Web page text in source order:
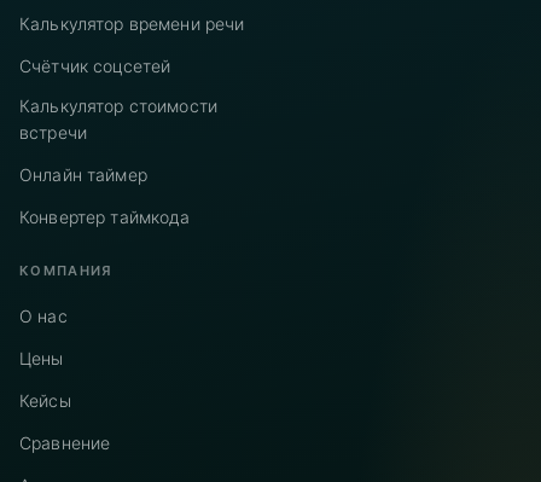
Калькулятор времени речи
Счётчик соцсетей
Калькулятор стоимости
встречи
Онлайн таймер
Конвертер таймкода
КОМПАНИЯ
О нас
Цены
Кейсы
Сравнение